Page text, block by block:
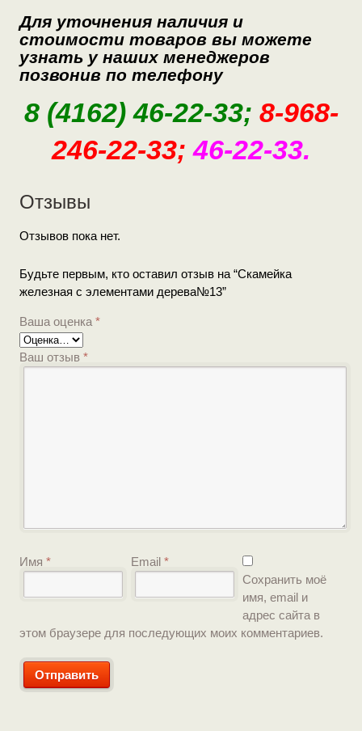
Для уточнения наличия и
стоимости товаров вы можете
узнать у нашихменеджеров
позвонив по телефону
8 (4162) 46-22-33; 8-968-
246-22-33;46-22-33.
Отзывы
Отзывов пока нет.
Будьте первым, кто оставил отзыв на “Скамейка
железная с элементами дерева№13”
Ваша оценка*
Ваш отзыв*
Имя* Email*
Сохранить моё
имя, email и
адрес сайта в
этом браузере для последующих моих комментариев.